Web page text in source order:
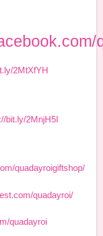
2MtXfYH
bit.ly/2MnjH5I
quadayroigiftshop/
quadayroi/
quadayroi